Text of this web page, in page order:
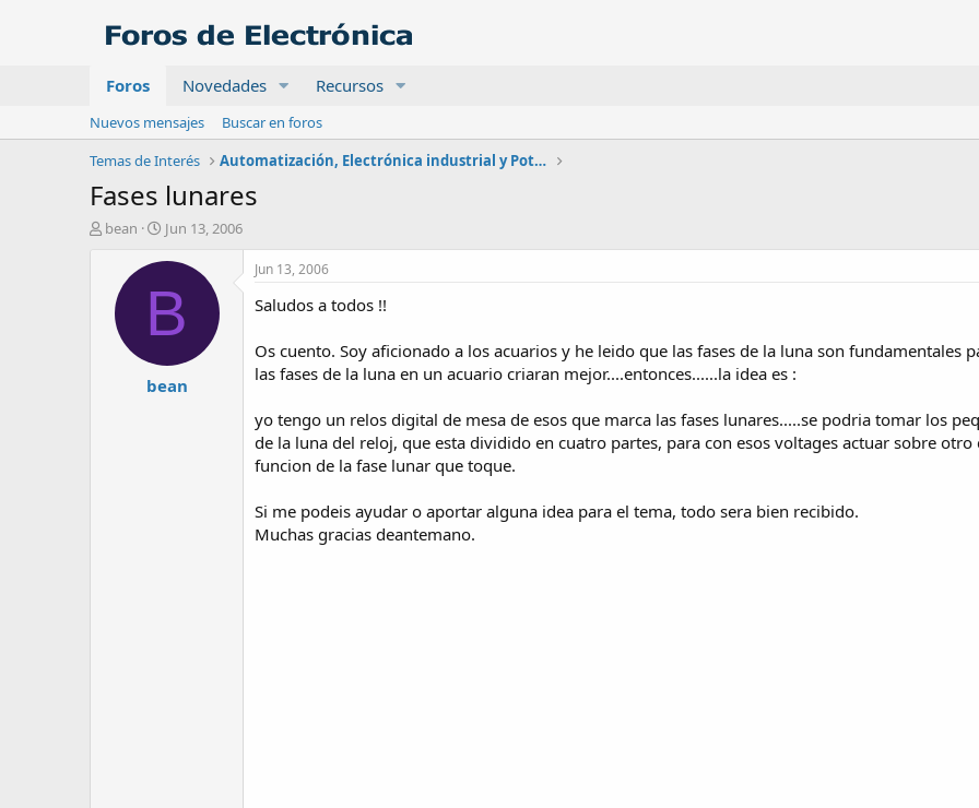
Foros Novedades Recursos
Nuevos mensajes
Buscar en foros
Temas de Interés
Automatización, Electrónica industrial y Potencia
Fases lunares
A
bean
F
c
a
d
i
n
Jun 13, 2006
B
bean
Jun 13, 2006
Saludos a todos !!
Os cuento. Soy aficionado a los acuarios y he leido que las fases de la luna son fundamentales
las fases de la luna en un acuario criaran mejor....entonces......la idea es :
yo tengo un relos digital de mesa de esos que marca las fases lunares.....se podria tomar los
de la luna del reloj, que esta dividido en cuatro partes, para con esos voltages actuar sobre
funcion de la fase lunar que toque.
Si me podeis ayudar o aportar alguna idea para el tema, todo sera bien recibido.
Muchas gracias deantemano.